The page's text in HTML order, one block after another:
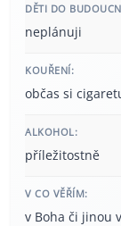
DĚTI DO
neplánuji
KOUŘENÍ:
občas si
ALKOHOL:
příležitostně
V CO VĚŘÍM:
v Boha či jinou